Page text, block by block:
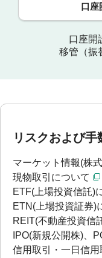
口座
口座開
移管（振
リスクおよび
マーケット情報(株
現物取引について
ETF(上場投資信託)
ETN(上場投資証券)
REIT(不動産投資信
IPO(新規公開株)、
信用取引・一日信用